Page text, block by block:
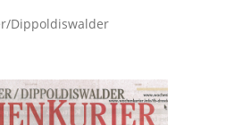
Dippoldiswalder